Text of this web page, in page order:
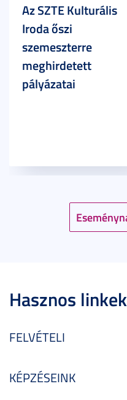
Az SZTE Kulturális
Iroda őszi
szemeszterre
meghirdetett
pályázatai
Hasznos linkek
FELVÉTELI
KÉPZÉSEINK